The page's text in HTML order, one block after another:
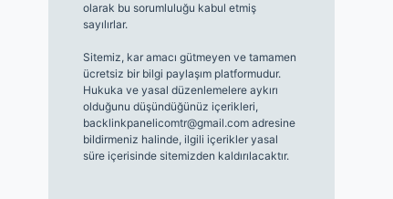
olarak bu sorumluluğu kabul etmiş
sayılırlar.
Sitemiz, kar amacı gütmeyen ve tamamen
ücretsiz bir bilgi paylaşım platformudur.
Hukuka ve yasal düzenlemelere aykırı
olduğunu düşündüğünüz içerikleri,
backlinkpanelicomtr@gmail.comadresine
bildirmeniz halinde, ilgili içerikler yasal
süre içerisinde sitemizden kaldırılacaktır.